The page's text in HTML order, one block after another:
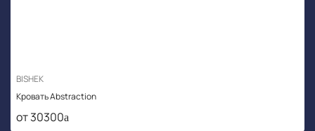
BISHEK
Кровать Abstraction
от 30300